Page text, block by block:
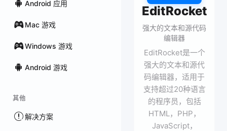
Android 应用
Mac 游戏
Windows 游戏
Android 游戏
其他
解决方案
EditRocket
强大的文本和源代码
编辑器
EditRocket是一个
强大的文本和源代
码编辑器，适用于
支持超过20种语言
的程序员，包括
HTML，PHP，
JavaScript，